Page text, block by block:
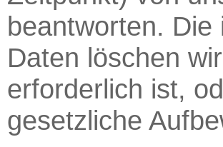
beantworten.
Daten löschen
erforderlich ist,
gesetzliche